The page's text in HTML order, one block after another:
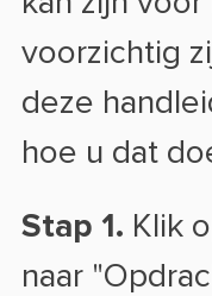
voorzichtig
deze
hoe u dat
Stap 1. Klik
naar